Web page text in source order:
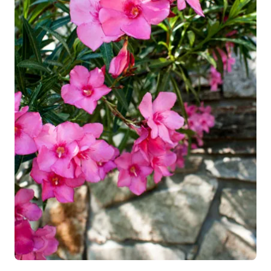
Cettevariété compacte
s’adapte très bien à la plantation
en grand pot. Il suffit simplement del’arroser
régulièrement de manière modérée , et à lui apporter
tous les nutriments nécessaires avec un peu d’engrais
pour plantes fleuries. Il décorera ainsi très bienvos
terrasses et balcons. N’hésitez pas à le tailler chaque
année pour qu’il reste à la hauteur souhaitée.
Comment associer le laurier-
rose Harriet Newding ?
Le laurier-rose Harriet Newding s’intègre facilement à vos
décors.Plantez-le seul pour le mettre en valeur, ou en
massif ou haies pour effet généreux. Ils’associe très
bien à d’autres variétés de lauriers-roses, pour des
groupes colorés et éclatants.